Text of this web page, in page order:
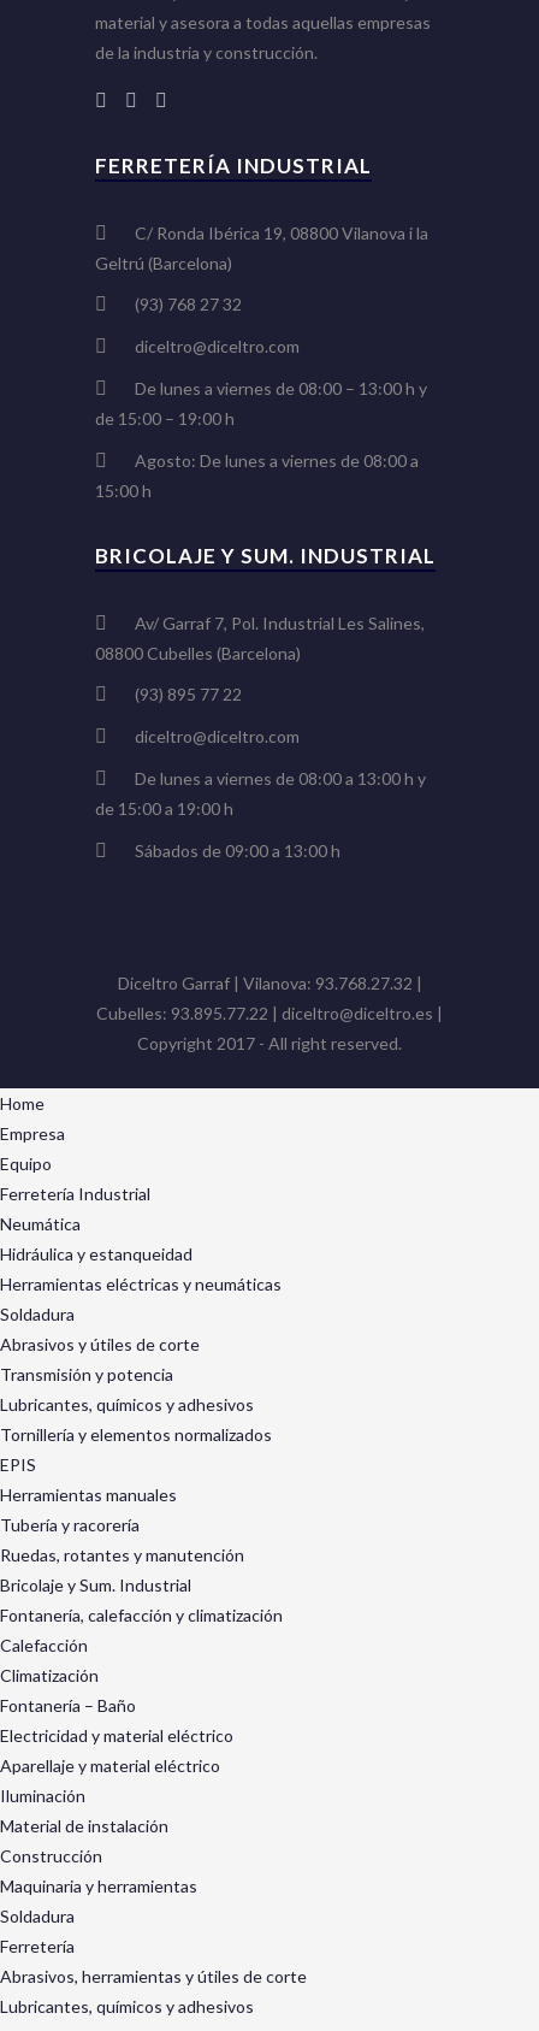
material y asesora a todas aquellas empresas
de la industria y construcción.
FERRETERÍA INDUSTRIAL
C/ Ronda Ibérica 19, 08800 Vilanova i la
Geltrú (Barcelona)
(93) 768 27 32
diceltro@diceltro.com
De lunes a viernes de 08:00 – 13:00 h y
de 15:00 – 19:00 h
Agosto: De lunes a viernes de 08:00 a
15:00 h
BRICOLAJE Y SUM. INDUSTRIAL
Av/ Garraf 7, Pol. Industrial Les Salines,
08800 Cubelles (Barcelona)
(93) 895 77 22
diceltro@diceltro.com
De lunes a viernes de 08:00 a 13:00 h y
de 15:00 a 19:00 h
Sábados de 09:00 a 13:00 h
Diceltro Garraf | Vilanova: 93.768.27.32 |
Cubelles: 93.895.77.22 | diceltro@diceltro.es |
Copyright 2017 - All right reserved.
Home
Empresa
Equipo
Ferretería Industrial
Neumática
Hidráulica y estanqueidad
Herramientas eléctricas y neumáticas
Soldadura
Abrasivos y útiles de corte
Transmisión y potencia
Lubricantes, químicos y adhesivos
Tornillería y elementos normalizados
EPIS
Herramientas manuales
Tubería y racorería
Ruedas, rotantes y manutención
Bricolaje y Sum. Industrial
Fontanería, calefacción y climatización
Calefacción
Climatización
Fontanería – Baño
Electricidad y material eléctrico
Aparellaje y material eléctrico
Iluminación
Material de instalación
Construcción
Maquinaria y herramientas
Soldadura
Ferretería
Abrasivos, herramientas y útiles de corte
Lubricantes, químicos y adhesivos